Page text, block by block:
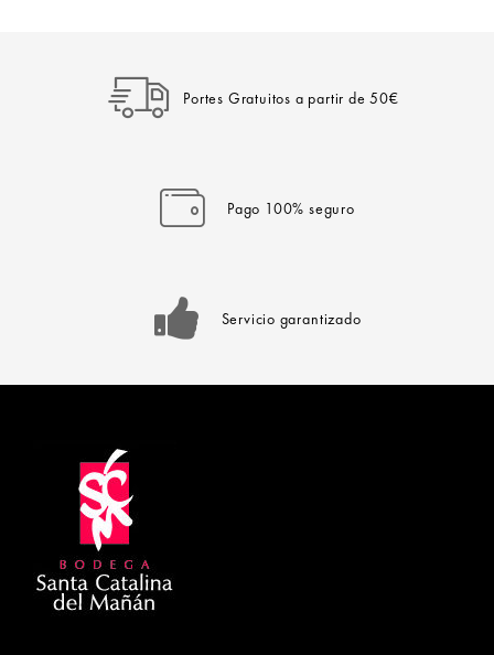
Portes Gratuitos a partir de 50€
Pago 100% seguro
Servicio garantizado